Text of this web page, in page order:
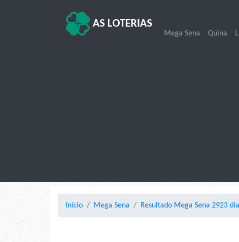
AS LOTERIAS
Mega Sena Quina
Início Mega Sena Resultado Mega Sena 2923